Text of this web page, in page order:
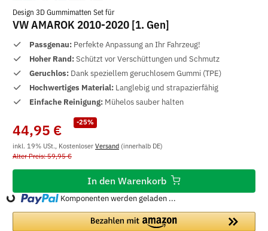
Design 3D Gummimatten Set für
VW AMAROK 2010-2020 [1. Gen]
Passgenau: Perfekte Anpassung an Ihr Fahrzeug!
Hoher Rand:Schützt vor Verschüttungen und Schmutz
Geruchlos: Dank speziellem geruchlosem Gummi (TPE)
Hochwertiges Material: Langlebig und strapazierfähig
Einfache Reinigung: Mühelos sauber halten
-25%
44,95 €
inkl. 19% USt., Kostenloser Versand (innerhalb DE)
Alter Preis: 59,95 €
In den Warenkorb
Loading... Komponenten werden geladen ...